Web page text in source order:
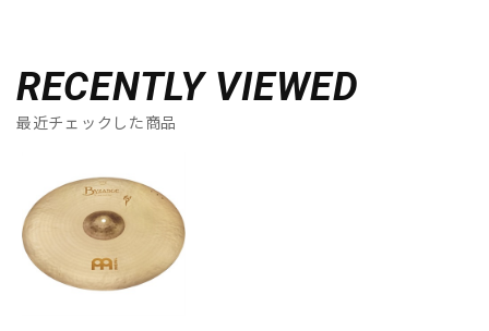
RECENTLY VIEWED
最近チェックした商品